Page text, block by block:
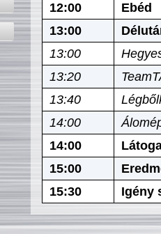
12:00
Ebéd
13:00
13:00
13:20
13:40
14:00
14:00
15:00
15:30
Igény